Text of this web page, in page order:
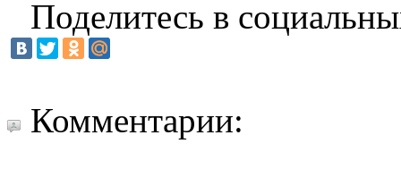
Поделитесь в
Комментарии: